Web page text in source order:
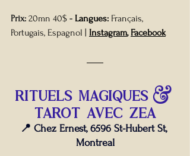
Prix: 20mn 40$ - Langues: Français,
Portugais, Espagnol
Instagram, Facebook
RITUELS MAGIQUES &
TAROT AVEC ZEA
📍 Chez Ernest, 6596 St-Hubert St,
Montreal